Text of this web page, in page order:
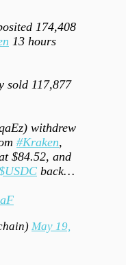
174,408
13 hours
sold 117,877
withdrew
#Kraken,
$84.52, and
back…
May 19,